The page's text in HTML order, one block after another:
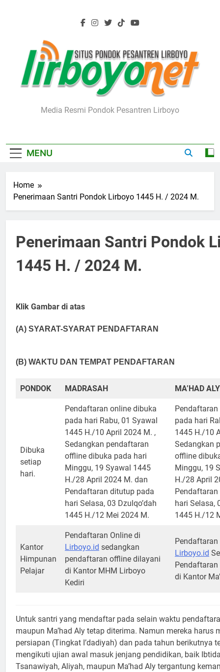
Lirboyo.net
Media Resmi Pondok Pesantren Lirboyo
MENU
Home
Penerimaan Santri Pondok Lirboyo 1445 H. / 2024 M.
Penerimaan Santri Pondok
1445 H. / 2024 M.
Klik Gambar di atas
(A) SYARAT-SYARAT PENDAFTARAN
(B) WAKTU DAN TEMPAT PENDAFTARAN
PONDOK MADRASAH MA’HAD ALY
Dibuka
setiap
hari.
Pendaftaran online dibuka
pada hari Rabu, 01 Syawal
1445 H./10 April 2024 M. ,
Sedangkan pendaftaran
offline dibuka pada hari
Minggu, 19 Syawal 1445
H./28 April 2024 M. dan
Pendaftaran ditutup pada
hari Selasa, 03 Dzulqo’dah
1445 H./12 Mei 2024 M.
pada hari
1445 H./10
Sedangkan
offline
Minggu, 19
H./28 April
hari Selasa,
1445 H./12
Kantor
Himpunan
Pelajar
Pendaftaran Online di
Lirboyo.id sedangkan
pendaftaran offline dilayani
di Kantor MHM Lirboyo
Kediri
Lirboyo.id
di Kantor
Untuk santri yang mendaftar pada selain waktu
maupun Ma’had Aly tetap diterima. Namun mereka harus
persiapan (Tingkat I’dadiyah) dan pada tahun berikutnya
mengikuti ujian awal masuk jenjang pendidikan, baik
Tsanawiyah, Aliyah, maupun Ma’had Aly tergantung